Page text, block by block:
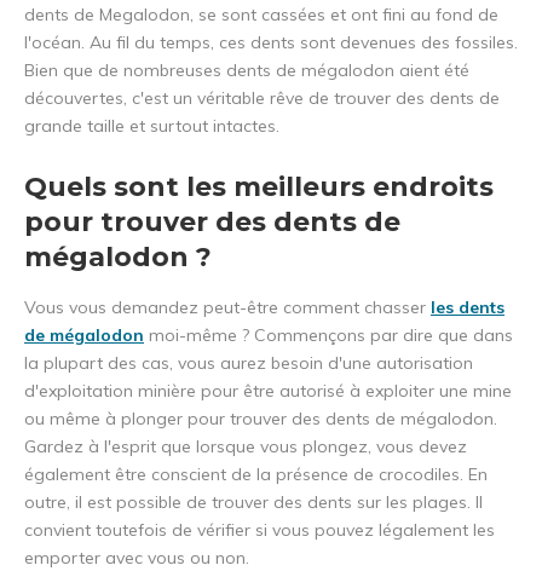
dents de Megalodon, se sont cassées et ont fini au fond de
l'océan. Au fil du temps, ces dents sont devenues des fossiles.
Bien que de nombreuses dents de mégalodon aient été
découvertes, c'est un véritable rêve de trouver des dents de
grande taille et surtout intactes.
Quels sont les meilleurs endroits
pour trouver des dents de
mégalodon ?
Vous vous demandez peut-être comment chasser les dents
de mégalodon moi-même ? Commençons par dire que dans
la plupart des cas, vous aurez besoin d'une autorisation
d'exploitation minière pour être autorisé à exploiter une mine
ou même à plonger pour trouver des dents de mégalodon.
Gardez à l'esprit que lorsque vous plongez, vous devez
également être conscient de la présence de crocodiles. En
outre, il est possible de trouver des dents sur les plages. Il
convient toutefois de vérifier si vous pouvez légalement les
emporter avec vous ou non.